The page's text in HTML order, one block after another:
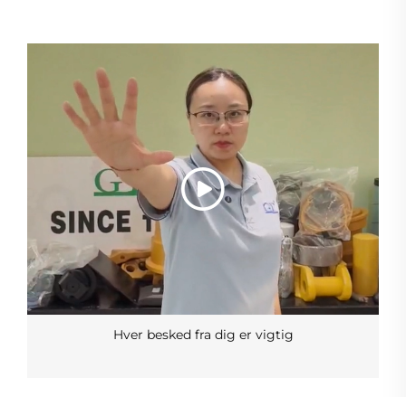
Hver besked fra dig er vigtig